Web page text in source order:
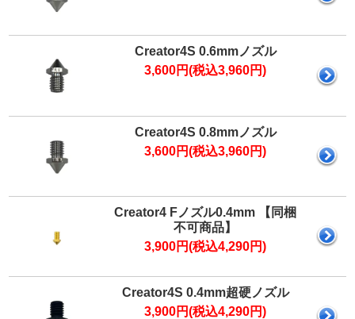
ログイン
Creator4S 0.6mmノズル
3,600円(税込3,960円)
Creator4S 0.8mmノズル
3,600円(税込3,960円)
Creator4 Fノズル0.4mm 【同梱
不可商品】
3,900円(税込4,290円)
Creator4S 0.4mm超硬ノズル
3,900円(税込4,290円)